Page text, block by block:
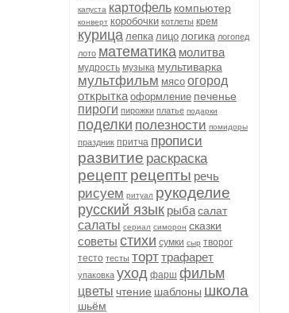
капуста картофель компьютер
конверт коробочки котлеты крем
курица лепка лицо логика логопед
лото математика молитва
мудрость музыка мультиварка
мультфильм мясо огород
открытка оформление печенье
пироги пирожки платье подарки
поделки полезности помидоры
праздник притча прописи
развитие раскраска
рецептрецепты речь
рисуем ритуал рукоделие
русский язык рыбасалат
салаты сериал симорон сказки
советы стихи сумки сыр творог
тесто тесты торттрафарет
упаковка уход фарш фильм
цветы чтение шаблоны школа
шьём